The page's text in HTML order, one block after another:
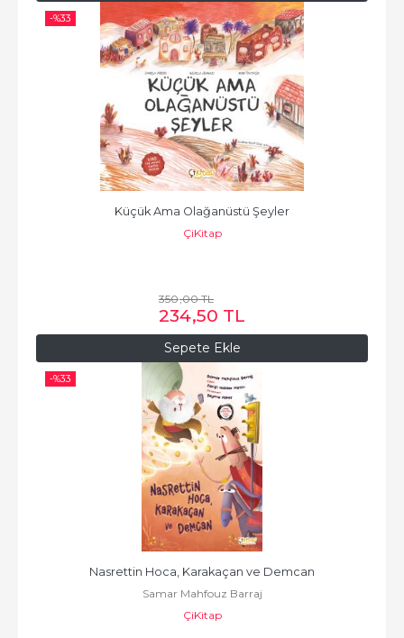
-%33
Sepete Ekle
Küçük Ama Olağanüstü Şeyler
ÇiKitap
350,00TL
234,50 TL
-%33
Nasrettin Hoca, Karakaçan ve Demcan
Samar Mahfouz Barraj
ÇiKitap